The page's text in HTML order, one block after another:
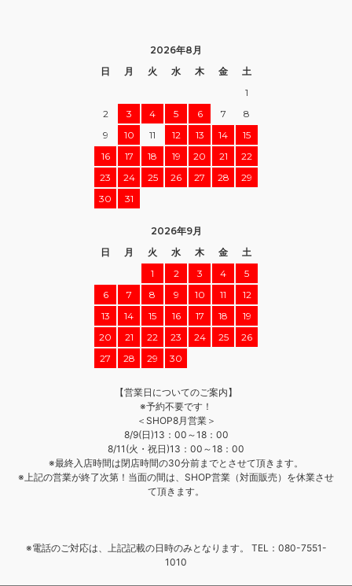
2026年8月
日
月 火 水 木 金
土
1
2
3 4 5 6 7
8
9
10 11 12 13 14
15
16
17 18 19 20 21
22
23
24 25 26 27 28
29
30
31
2026年9月
日
月 火 水 木 金
土
1
2 3 4
5
6
7 8 9 10 11
12
13
14 15 16 17 18
19
20
21 22 23 24 25
26
27
28 29 30
【営業日についてのご案内】
※予約不要です！
＜SHOP8月営業＞
8/9(日)13：00～18：00
8/11(火・祝日)13：00～18：00
※最終入店時間は閉店時間の30分前までとさせて頂きます。
※上記の営業が終了次第！当面の間は、SHOP営業（対面販売）を休業させ
て頂きます。
※電話のご対応は、上記記載の日時のみとなります。 TEL：080-7551-
1010